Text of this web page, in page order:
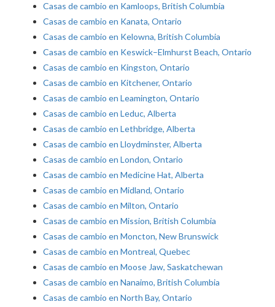
Casas de cambio en Kamloops, British Columbia
Casas de cambio en Kanata, Ontario
Casas de cambio en Kelowna, British Columbia
Casas de cambio en Keswick–Elmhurst Beach, Ontario
Casas de cambio en Kingston, Ontario
Casas de cambio en Kitchener, Ontario
Casas de cambio en Leamington, Ontario
Casas de cambio en Leduc, Alberta
Casas de cambio en Lethbridge, Alberta
Casas de cambio en Lloydminster, Alberta
Casas de cambio en London, Ontario
Casas de cambio en Medicine Hat, Alberta
Casas de cambio en Midland, Ontario
Casas de cambio en Milton, Ontario
Casas de cambio en Mission, British Columbia
Casas de cambio en Moncton, New Brunswick
Casas de cambio en Montreal, Quebec
Casas de cambio en Moose Jaw, Saskatchewan
Casas de cambio en Nanaimo, British Columbia
Casas de cambio en North Bay, Ontario